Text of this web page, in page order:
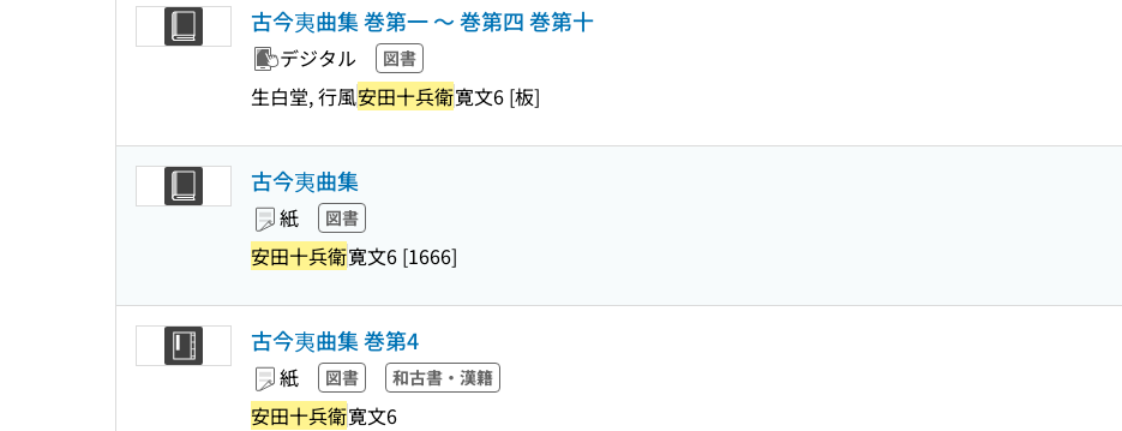
古今夷曲集 巻第一 〜 巻第四 巻第十
デジタル 図書
生白堂, 行風安田十兵衛寛文6 [板]
古今夷曲集
紙 図書
安田十兵衛寛文6 [1666]
古今夷曲集 巻第4
紙 図書 和古書・漢籍
安田十兵衛寛文6